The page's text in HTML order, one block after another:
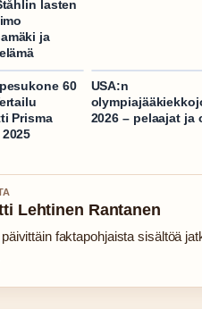
lasten
ja
60
Prisma
USA:n
2026 – pelaajat ja
Lehtinen Rantanen
faktapohjaista sisältöä